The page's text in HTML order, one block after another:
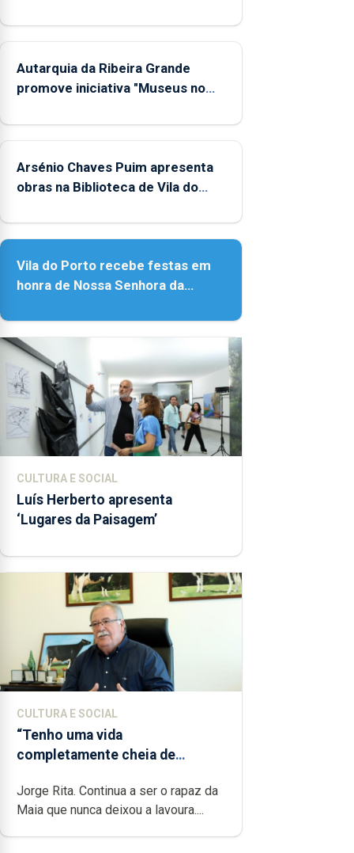
durante
de
agosto,
14h00 e
18h00.
Autarquia da Ribeira Grande
promove iniciativa "Museus no
Arsénio Chaves Puim apresenta
obras na Biblioteca de Vila do
Vila do Porto recebe festas em
honra de Nossa Senhora da
CULTURA E SOCIAL
Luís Herberto apresenta
‘Lugares da Paisagem’
CULTURA E SOCIAL
“Tenho uma vida
completamente cheia de
muita paixão”
Jorge Rita. Continua a ser o rapaz da
Maia que nunca deixou a lavoura....